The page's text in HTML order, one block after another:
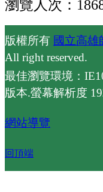
瀏覽人次：
版權所有 國立高
All right reserved.
最佳瀏覽環境：
版本.螢幕解析度
網站導覽
回頂端